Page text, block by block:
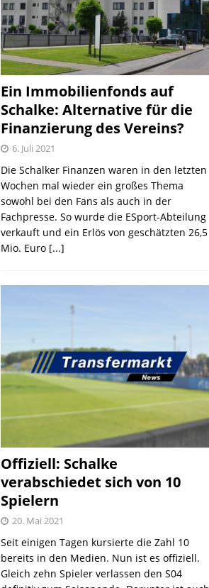
Ein Immobilienfonds auf
Schalke: Alternative für die
Finanzierung des Vereins?
6. Juli 2021
Die Schalker Finanzen waren in den letzten
Wochen mal wieder ein großes Thema
sowohl bei den Fans als auch in der
Fachpresse. So wurde die ESport-Abteilung
verkauft und ein Erlös von geschätzten 26,5
Mio. Euro [...]
Offiziell: Schalke
verabschiedet sich von 10
Spielern
20. Mai 2021
Seit einigen Tagen kursierte die Zahl 10
bereits in den Medien. Nun ist es offiziell.
Gleich zehn Spieler verlassen den S04